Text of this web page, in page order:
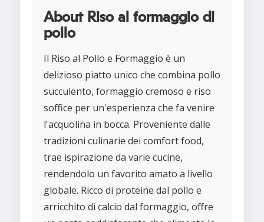
About Riso al formaggio di
pollo
Il Riso al Pollo e Formaggio è un
delizioso piatto unico che combina pollo
succulento, formaggio cremoso e riso
soffice per un'esperienza che fa venire
l'acquolina in bocca. Proveniente dalle
tradizioni culinarie dei comfort food,
trae ispirazione da varie cucine,
rendendolo un favorito amato a livello
globale. Ricco di proteine dal pollo e
arricchito di calcio dal formaggio, offre